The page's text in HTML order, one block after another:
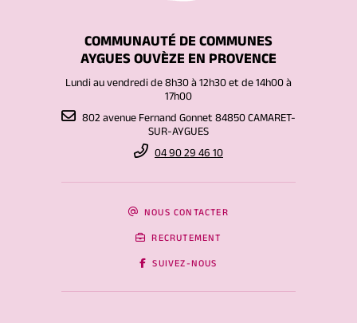
COMMUNAUTÉ DE COMMUNES
AYGUES OUVÈZE EN PROVENCE
Lundi au vendredi de 8h30 à 12h30 et de 14h00 à
17h00
802 avenue Fernand Gonnet 84850 CAMARET-
SUR-AYGUES
04 90 29 46 10
NOUS CONTACTER
RECRUTEMENT
SUIVEZ-NOUS